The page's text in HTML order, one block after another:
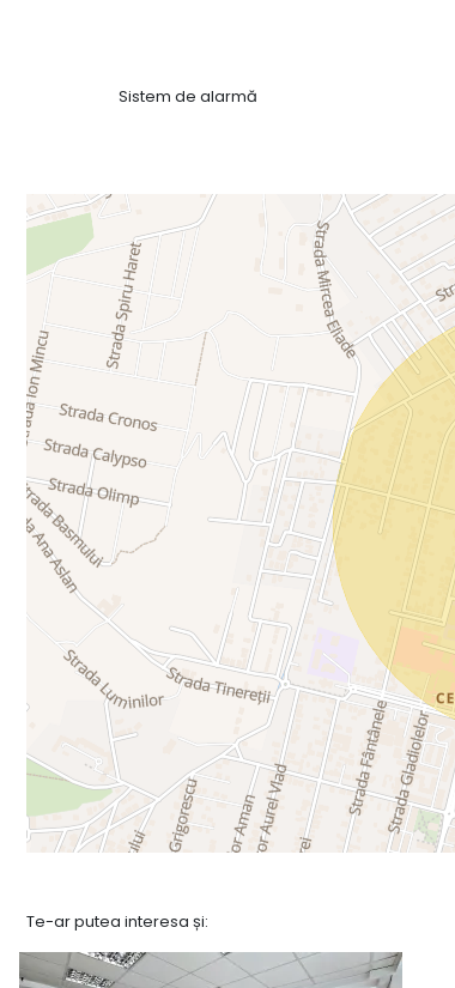
Sistem de alarmă
Te-ar putea interesa și: